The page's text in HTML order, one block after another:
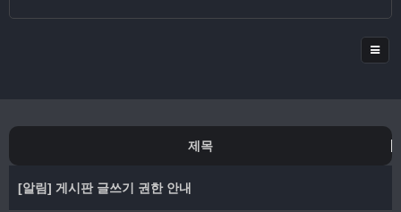
제목
[알림] 게시판 글쓰기 권한 안내